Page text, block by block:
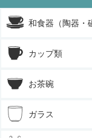
和食器（陶器・
カップ類
お茶碗
ガラス